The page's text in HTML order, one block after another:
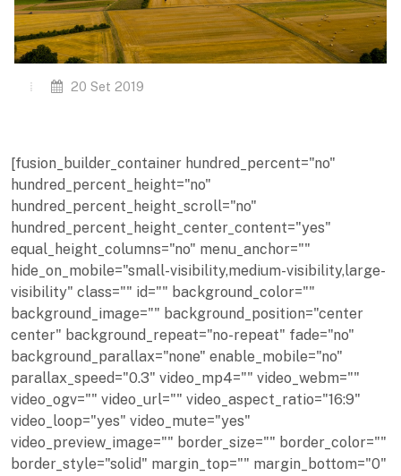
20 Set 2019
[fusion_builder_container hundred_percent="no"
hundred_percent_height="no"
hundred_percent_height_scroll="no"
hundred_percent_height_center_content="yes"
equal_height_columns="no" menu_anchor=""
hide_on_mobile="small-visibility,medium-visibility,large-
visibility" class="" id="" background_color=""
background_image="" background_position="center
center" background_repeat="no-repeat" fade="no"
background_parallax="none" enable_mobile="no"
parallax_speed="0.3" video_mp4="" video_webm=""
video_ogv="" video_url="" video_aspect_ratio="16:9"
video_loop="yes" video_mute="yes"
video_preview_image="" border_size="" border_color=""
border_style="solid" margin_top="" margin_bottom="0"